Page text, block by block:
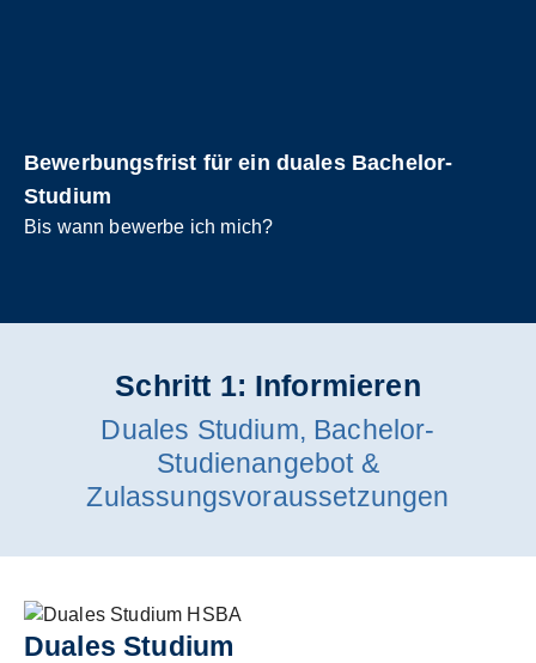
Bewerbungsfrist für ein duales Bachelor-
Studium
Bis wann bewerbe ich mich?
Schritt 1: Informieren
Duales Studium, Bachelor-
Studienangebot &
Zulassungsvoraussetzungen
Duales Studium